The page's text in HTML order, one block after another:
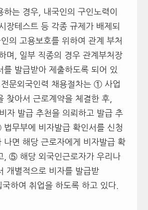
하는 경우, 내국인의 구인노력이
장테스트 등 각종 규제가 배제되
의 고용보호를 위하여 관계 부처
며, 일부 직종의 경우 관계부처장
를 발급받아 제출하도록 되어 있
문외국인력 채용절차는 ① 사업
찾아서 근로계약을 체결한 후,
자 발급 추천을 의뢰하고 발급 추
무부에 비자발급 확인서를 신청
면 해당 근로자에게 비자발급 확
, ⑤ 해당 외국인근로자가 우리나
개별적으로 비자를 발급받
하여 취업을 하도록 하고 있다.